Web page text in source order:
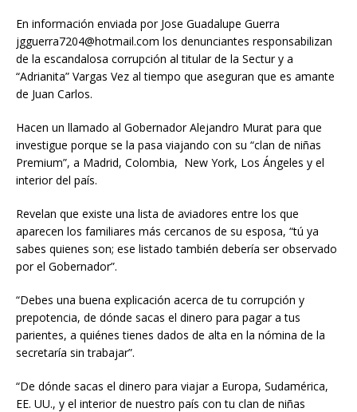
En información enviada por Jose Guadalupe Guerra
jgguerra7204@hotmail.com los denunciantes responsabilizan
de la escandalosa corrupción al titular de la Sectur y a
“Adrianita” Vargas Vez al tiempo que aseguran que es amante
de Juan Carlos.
Hacen un llamado al Gobernador Alejandro Murat para que
investigue porque se la pasa viajando con su “clan de niñas
Premium”, a Madrid, Colombia, New York, Los Ángeles y el
interior del país.
Revelan que existe una lista de aviadores entre los que
aparecen los familiares más cercanos de su esposa, “tú ya
sabes quienes son; ese listado también debería ser observado
por el Gobernador”.
“Debes una buena explicación acerca de tu corrupción y
prepotencia, de dónde sacas el dinero para pagar a tus
parientes, a quiénes tienes dados de alta en la nómina de la
secretaría sin trabajar”.
“De dónde sacas el dinero para viajar a Europa, Sudamérica,
EE. UU., y el interior de nuestro país con tu clan de niñas